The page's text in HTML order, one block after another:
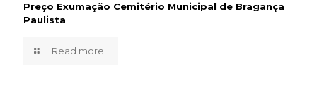
Preço Exumação Cemitério Municipal de Bragança
Paulista
Read more